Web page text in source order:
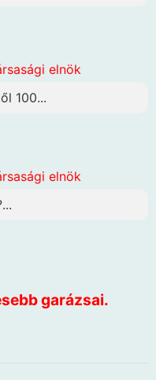
elnök
100...
elnök